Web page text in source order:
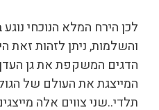
לכן הירח המלא הנוכחי
והשלמות, ניתן לזהות זאת
הדגים המשקפת את גן
המייצגת את העולם של
תלדי..שני צווים אלה